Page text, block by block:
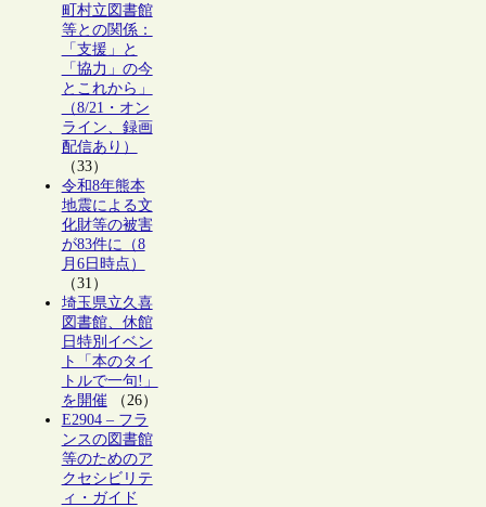
町村立図書館
等との関係：
「支援」と
「協力」の今
とこれから」
（8/21・オン
ライン、録画
配信あり）
（33）
令和8年熊本
地震による文
化財等の被害
が83件に（8
月6日時点）
（31）
埼玉県立久喜
図書館、休館
日特別イベン
ト「本のタイ
トルで一句!」
を開催（26）
E2904 – フラ
ンスの図書館
等のためのア
クセシビリテ
ィ・ガイド